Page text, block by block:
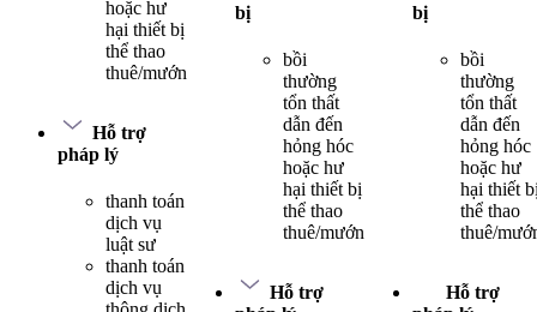
hoặc hư
hại thiết bị
thể thao
thuê/mướn
Hỗ trợ
pháp lý
thanh toán
dịch vụ
luật sư
thanh toán
dịch vụ
bị
bồi
thường
tổn thất
dẫn đến
hỏng hóc
hoặc hư
hại thiết bị
thể thao
thuê/mướn
Hỗ trợ
bị
bồi
thường
tổn thất
dẫn đến
hỏng hóc
hoặc hư
hại thiết
thể thao
thuê/
Hỗ trợ